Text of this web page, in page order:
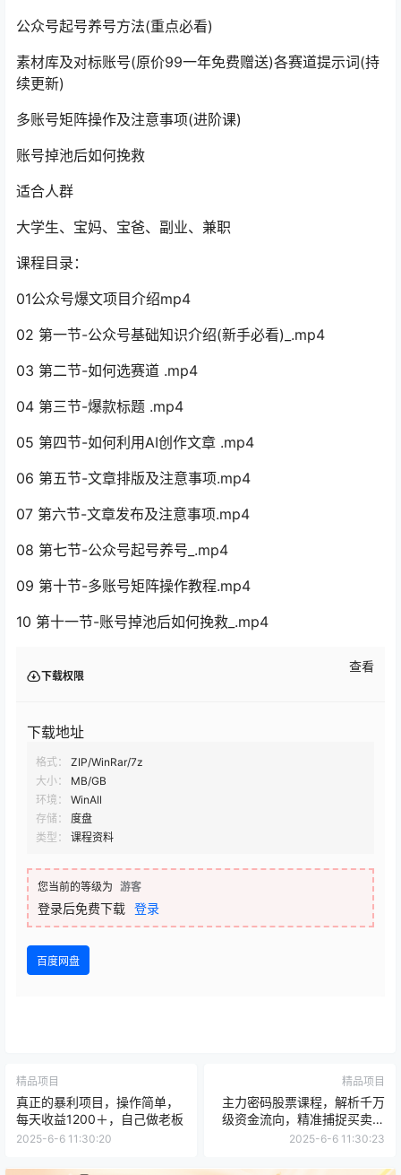
公众号起号养号方法(重点必看)
素材库及对标账号(原价99一年免费赠送)各赛道提示词(持
续更新)
多账号矩阵操作及注意事项(进阶课)
账号掉池后如何挽救
适合人群
大学生、宝妈、宝爸、副业、兼职
课程目录：
01公众号爆文项目介绍mp4
02 第一节-公众号基础知识介绍(新手必看)_.mp4
03 第二节-如何选赛道 .mp4
04 第三节-爆款标题 .mp4
05 第四节-如何利用AI创作文章 .mp4
06 第五节-文章排版及注意事项.mp4
07 第六节-文章发布及注意事项.mp4
08 第七节-公众号起号养号_.mp4
09 第十节-多账号矩阵操作教程.mp4
10 第十一节-账号掉池后如何挽救_.mp4
下载权限
查看
下载地址
格式：
ZIP/WinRar/7z
大小：
MB/GB
环境：
WinAll
存储：
度盘
类型：
课程资料
您当前的等级为 游客
登录后免费下载 登录
百度网盘
精品项目
真正的暴利项目，操作简单，
每天收益1200＋，自己做老板
2025-6-6 11:30:20
精品项目
主力密码股票课程，解析千万
级资金流向，精准捕捉买卖时
机指南（6月更新）
2025-6-6 11:30:23